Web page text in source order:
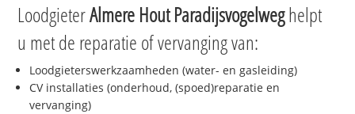
LoodgieterAlmere Hout Paradijsvogelweghelpt
u met de reparatie of vervanging van:
Loodgieterswerkzaamheden (water- en gasleiding)
CV installaties (onderhoud, (spoed)reparatie en
vervanging)